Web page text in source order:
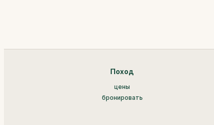
Поход
цены
бронировать